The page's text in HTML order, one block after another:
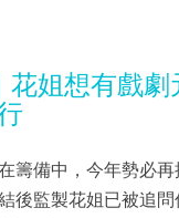
花姐想有戲劇
籌備中，今年勢必再
後監製花姐已被追